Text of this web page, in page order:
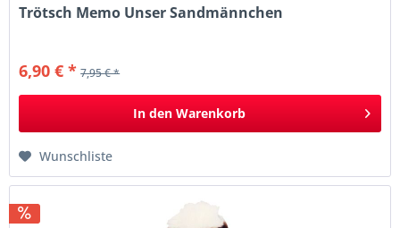
Trötsch Memo Unser Sandmännchen
6,90 € * 7,95 € *
In den Warenkorb
Wunschliste